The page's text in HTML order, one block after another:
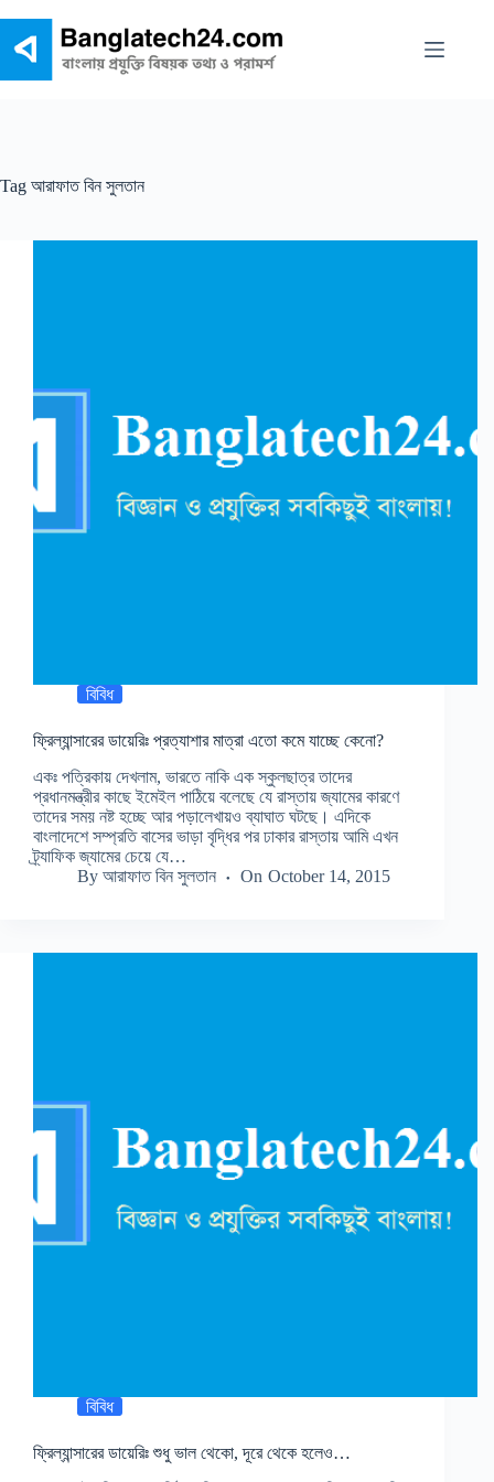
content
Tag আরাফাত বিন সুলতান
বিবিধ
ফ্রিল্যান্সারের ডায়েরিঃ প্রত্যাশার মাত্রা এতো কমে যাচ্ছে কেনো?
একঃ পত্রিকায় দেখলাম, ভারতে নাকি এক স্কুলছাত্র তাদের
প্রধানমন্ত্রীর কাছে ইমেইল পাঠিয়ে বলেছে যে রাস্তায় জ্যামের কারণে
তাদের সময় নষ্ট হচ্ছে আর পড়ালেখায়ও ব্যাঘাত ঘটছে। এদিকে
বাংলাদেশে সম্প্রতি বাসের ভাড়া বৃদ্ধির পর ঢাকার রাস্তায় আমি এখন
ট্র্যাফিক জ্যামের চেয়ে যে…
By আরাফাত বিন সুলতান On October 14, 2015
বিবিধ
ফ্রিল্যান্সারের ডায়েরিঃ শুধু ভাল থেকো, দূরে থেকে হলেও…